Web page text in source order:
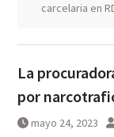
carcelaria en
La
por
mayo 24, 2023